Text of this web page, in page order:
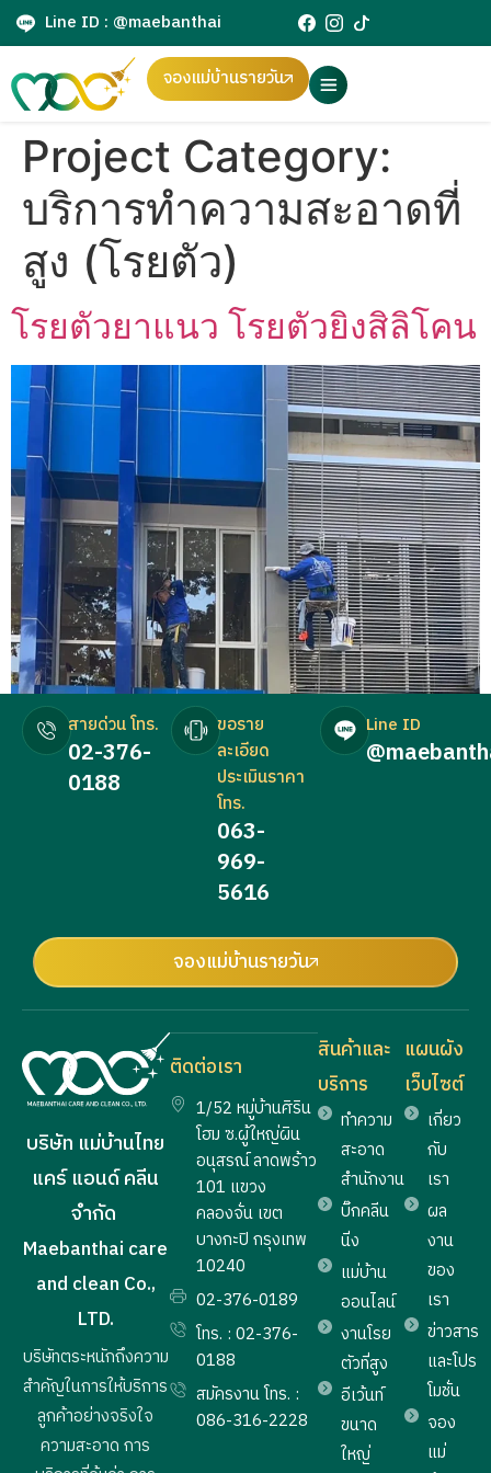
Line ID : @maebanthai
จองแม่บ้านรายวัน
Project Category:
บริการทำความสะอาดที่
สูง (โรยตัว)
โรยตัวยาแนว โรยตัวยิงสิลิโคน
สายด่วน โทร.
02-376-
0188
ขอราย
ละเอียด
ประเมินราคา
โทร.
063-
969-
5616
Line ID
จองแม่บ้านรายวัน
บริษัท แม่บ้านไทย
แคร์ แอนด์ คลีน
จำกัด
Maebanthai care
and clean Co.,
LTD.
บริษัทตระหนักถึงความ
สำคัญในการให้บริการ
ลูกค้าอย่างจริงใจ
ความสะอาด การ
ติดต่อเรา
1/52 หมู่บ้านศิริน
โฮม ซ.ผู้ใหญ่ผิน
อนุสรณ์ ลาดพร้าว
101 แขวง
คลองจั่น เขต
บางกะปิ กรุงเทพ
10240
02-376-0189
โทร. : 02-376-
0188
สมัครงาน โทร. :
086-316-2228
สินค้าและ
บริการ
ทำความ
สะอาด
สำนักงาน
บิ๊กคลีน
นิ่ง
แม่บ้าน
ออนไลน์
งานโรย
ตัวที่สูง
อีเว้นท์
ขนาด
ใหญ่
แผนผัง
เว็บไซต์
เกี่ยว
กับ
เรา
ผล
งาน
ของ
เรา
ข่าวสาร
และโปร
โมชั่น
จอง
แม่